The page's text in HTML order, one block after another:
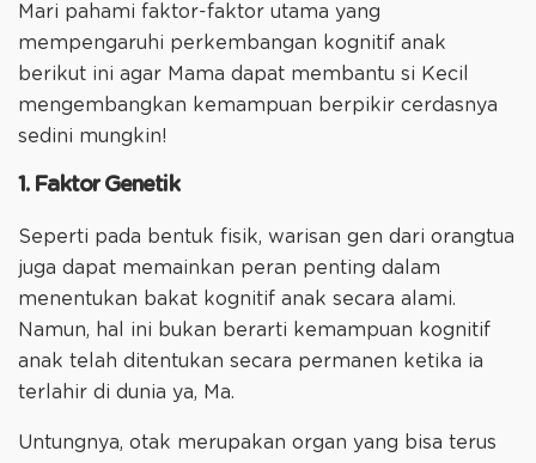
Mari pahami faktor-faktor utama yang
mempengaruhi perkembangan kognitif anak
berikut ini agar Mama dapat membantu si Kecil
mengembangkan kemampuan berpikir cerdasnya
sedini mungkin!
1. Faktor Genetik
Seperti pada bentuk fisik, warisan gen dari orangtua
juga dapat memainkan peran penting dalam
menentukan bakat kognitif anak secara alami.
Namun, hal ini bukan berarti kemampuan kognitif
anak telah ditentukan secara permanen ketika ia
terlahir di dunia ya, Ma.
Untungnya, otak merupakan organ yang bisa terus